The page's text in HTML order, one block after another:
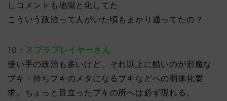
しコメントも地獄と化してた
こういう政治って人がいた頃もまかり通ってたの？
10： スプラプレイヤーさん
使い手の政治も多いけど、それ以上に酷いのが邪魔な
ブキ・持ちブキのメタになるブキなどへの弱体化要
求。ちょっと目立ったブキの所へは必ず現れる。